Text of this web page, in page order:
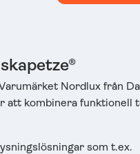
Nordlux från
att kombinera
som t.ex.